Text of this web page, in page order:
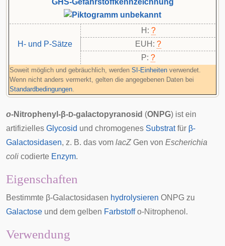
GHS-Gefahrstoffkennzeichnung
H- und P-Sätze
H: ?
EUH: ?
P: ?
Soweit möglich und gebräuchlich, werden SI-Einheiten verwendet.
Wenn nicht anders vermerkt, gelten die angegebenen Daten bei
Standardbedingungen.
o-Nitrophenyl-β-D-galactopyranosid (ONPG) ist ein
artifizielles Glycosid und chromogenes Substratfür β-
Galactosidasen, z. B. das vom lacZ Gen von Escherichia
coli codierte Enzym.
Eigenschaften
Bestimmte β-Galactosidasen hydrolysieren ONPG zu
Galactose und dem gelben Farbstoff o-Nitrophenol .
Verwendung